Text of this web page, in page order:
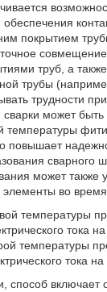
покрытием
труб, а
трубы
трудности
может быть
температуры
повышает
сварного
может также
во время
температуры
тока
температуры
тока
способ включает